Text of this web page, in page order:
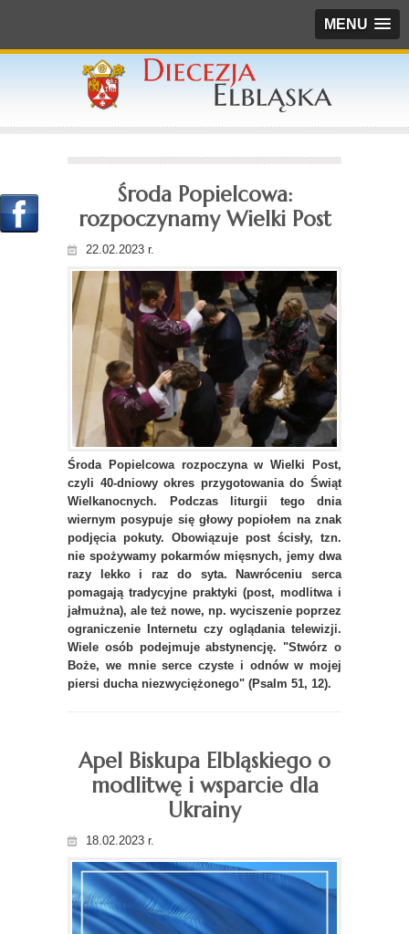
MENU
Środa Popielcowa:
rozpoczynamy Wielki Post
22.02.2023 r.
Środa Popielcowa rozpoczyna w Wielki Post,
czyli 40-dniowy okres przygotowania do Świąt
Wielkanocnych. Podczas liturgii tego dnia
wiernym posypuje się głowy popiołem na znak
podjęcia pokuty. Obowiązuje post ścisły, tzn.
nie spożywamy pokarmów mięsnych, jemy dwa
razy lekko i raz do syta. Nawróceniu serca
pomagają tradycyjne praktyki (post, modlitwa i
jałmużna), ale też nowe, np. wyciszenie poprzez
ograniczenie Internetu czy oglądania telewizji.
Wiele osób podejmuje abstynencję. "Stwórz o
Boże, we mnie serce czyste i odnów w mojej
piersi ducha niezwyciężonego" (Psalm 51, 12).
Apel Biskupa Elbląskiego o
modlitwę i wsparcie dla
Ukrainy
18.02.2023 r.